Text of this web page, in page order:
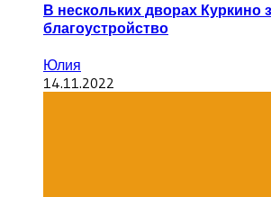
В нескольких дворах Куркино
благоустройство
Юлия
14.11.2022